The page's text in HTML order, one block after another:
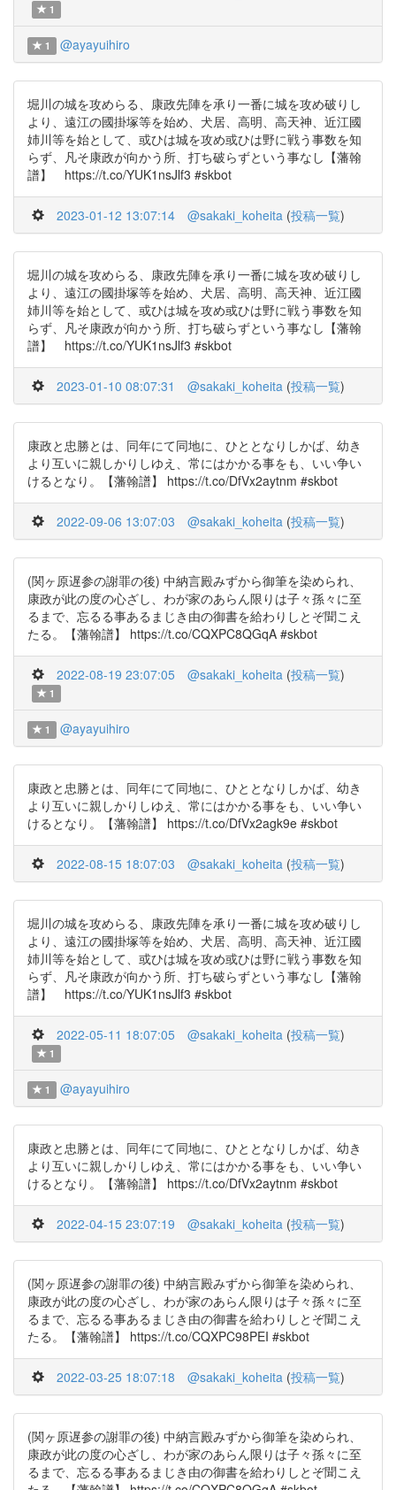
1
1 @ayayuihiro
堀川の城を攻めらる、康政先陣を承り一番に城を攻め破りし
より、遠江の國掛塚等を始め、犬居、高明、高天神、近江國
姉川等を始として、或ひは城を攻め或ひは野に戦う事数を知
らず、凡そ康政が向かう所、打ち破らずという事なし【藩翰
譜】 https://t.co/YUK1nsJlf3 #skbot
2023-01-12 13:07:14 @sakaki_koheita (投稿一覧)
堀川の城を攻めらる、康政先陣を承り一番に城を攻め破りし
より、遠江の國掛塚等を始め、犬居、高明、高天神、近江國
姉川等を始として、或ひは城を攻め或ひは野に戦う事数を知
らず、凡そ康政が向かう所、打ち破らずという事なし【藩翰
譜】 https://t.co/YUK1nsJlf3 #skbot
2023-01-10 08:07:31 @sakaki_koheita (投稿一覧)
康政と忠勝とは、同年にて同地に、ひととなりしかば、幼き
より互いに親しかりしゆえ、常にはかかる事をも、いい争い
けるとなり。【藩翰譜】 https://t.co/DfVx2aytnm #skbot
2022-09-06 13:07:03 @sakaki_koheita (投稿一覧)
(関ヶ原遅参の謝罪の後) 中納言殿みずから御筆を染められ、
康政が此の度の心ざし、わが家のあらん限りは子々孫々に至
るまで、忘るる事あるまじき由の御書を給わりしとぞ聞こえ
たる。【藩翰譜】 https://t.co/CQXPC8QGqA #skbot
2022-08-19 23:07:05 @sakaki_koheita (投稿一覧)
1
1 @ayayuihiro
康政と忠勝とは、同年にて同地に、ひととなりしかば、幼き
より互いに親しかりしゆえ、常にはかかる事をも、いい争い
けるとなり。【藩翰譜】 https://t.co/DfVx2agk9e #skbot
2022-08-15 18:07:03 @sakaki_koheita (投稿一覧)
堀川の城を攻めらる、康政先陣を承り一番に城を攻め破りし
より、遠江の國掛塚等を始め、犬居、高明、高天神、近江國
姉川等を始として、或ひは城を攻め或ひは野に戦う事数を知
らず、凡そ康政が向かう所、打ち破らずという事なし【藩翰
譜】 https://t.co/YUK1nsJlf3 #skbot
2022-05-11 18:07:05 @sakaki_koheita (投稿一覧)
1
1 @ayayuihiro
康政と忠勝とは、同年にて同地に、ひととなりしかば、幼き
より互いに親しかりしゆえ、常にはかかる事をも、いい争い
けるとなり。【藩翰譜】 https://t.co/DfVx2aytnm #skbot
2022-04-15 23:07:19 @sakaki_koheita (投稿一覧)
(関ヶ原遅参の謝罪の後) 中納言殿みずから御筆を染められ、
康政が此の度の心ざし、わが家のあらん限りは子々孫々に至
るまで、忘るる事あるまじき由の御書を給わりしとぞ聞こえ
たる。【藩翰譜】 https://t.co/CQXPC98PEI #skbot
2022-03-25 18:07:18 @sakaki_koheita (投稿一覧)
(関ヶ原遅参の謝罪の後) 中納言殿みずから御筆を染められ、
康政が此の度の心ざし、わが家のあらん限りは子々孫々に至
るまで、忘るる事あるまじき由の御書を給わりしとぞ聞こえ